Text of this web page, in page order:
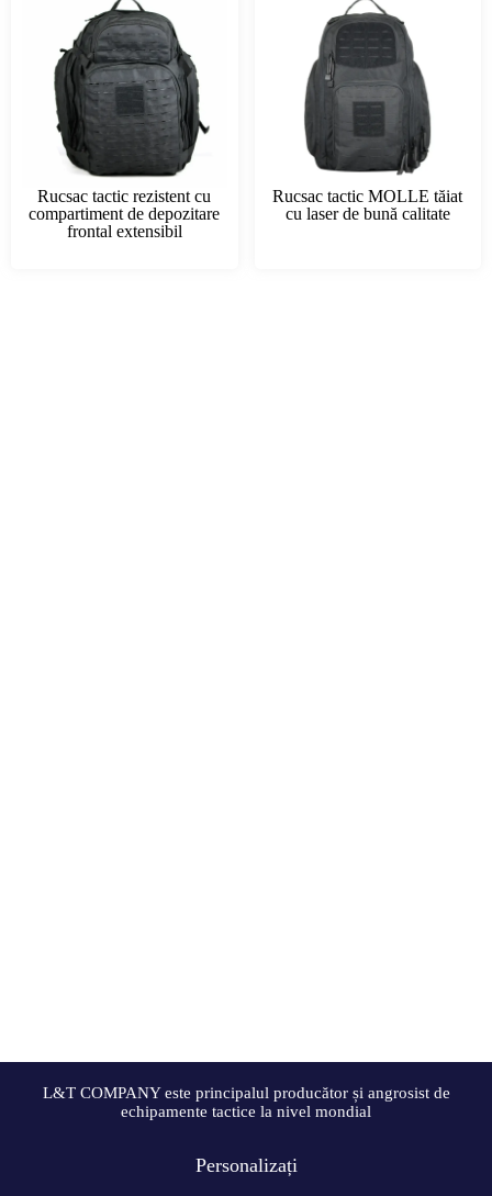
Rucsac tactic rezistent cu
compartiment de depozitare
frontal extensibil
Rucsac tactic MOLLE tăiat
cu laser de bună calitate
L&T COMPANY este principalul producător și angrosist de
echipamente tactice la nivel mondial
Personalizați